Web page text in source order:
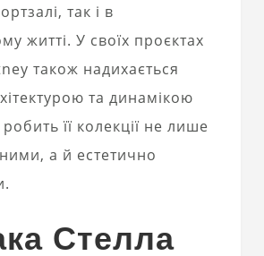
так і в
житті. У своїх проєктах
також надихається
та динамікою
її колекції не лише
а й естетично
Стелла